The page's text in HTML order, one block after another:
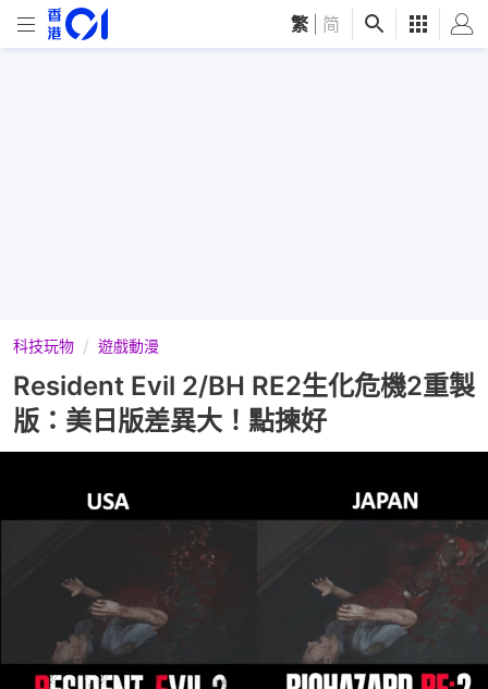
繁 简
科技玩物 遊戲動漫
Resident Evil 2/BH RE2生化危機2重製
版：美日版差異大！點揀好